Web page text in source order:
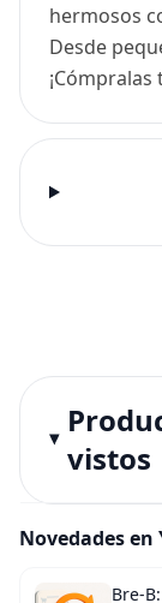
hermosos
Desde
vistos
Novedades en
Bre-